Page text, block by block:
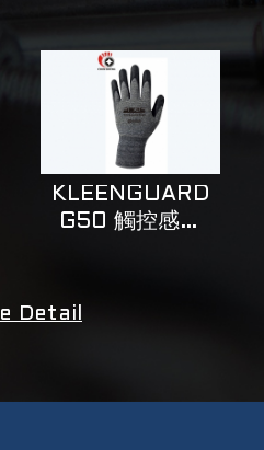
KLEENGUARD
G50 觸控感應
Detail